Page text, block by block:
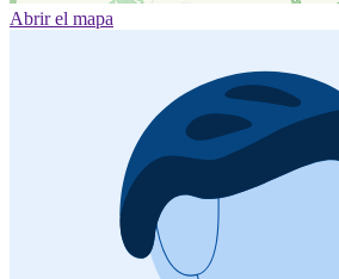
Abrir el mapa